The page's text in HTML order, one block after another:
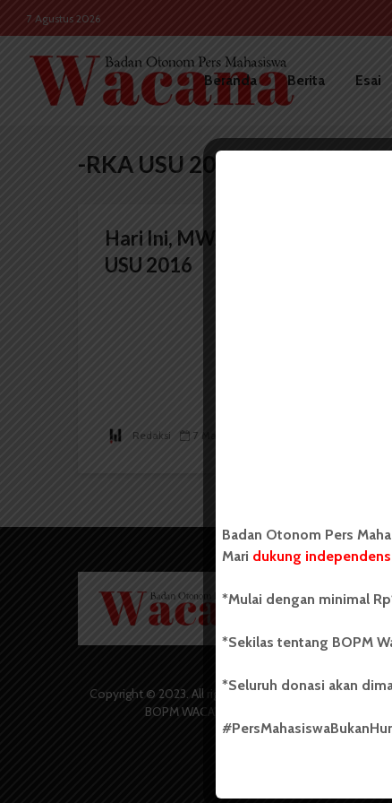
7 Agustus 2026
Beranda Berita Esai
-RKA USU 2016
Hari Ini, MWA Sahkan RKA
USU 2016
Redaksi 7 Maret 2016
Copyright © 2023. All rights reserved
BOPM WACANA.
salah
USU
Badan Otonom Pers
Mari dukung
*Mulai dengan minimal
*Sekilas tentang BOPM
*Seluruh donasi akan